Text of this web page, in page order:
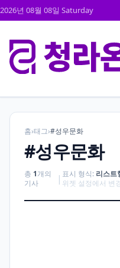
2026년 08월 08일 Saturday
홈›태그›#성우문화
#성우문화
총 1개의
기사
| 표시 형식: 리스트
위젯 설정에서 변